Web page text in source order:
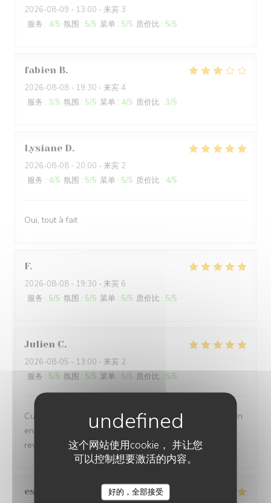
这个网站使用cookie， 并让您
可以控制想要激活的内容。
好的，全部接受
2026-08-09 - 13:00 - 来宾 3
服务 : 4/5 氛围 : 5/5 菜单 : 5/5 质价比 : 5/5
fabien B
2026-08-08 - 19:30 - 来宾 4
服务 : 3/5 氛围 : 5/5 菜单 : 4/5 质价比 : 3/5
Lysiane D
2026-08-08 - 20:00 - 来宾 2
服务 : 4/5 氛围 : 5/5 菜单 : 5/5 质价比 : 4/5
Oui, tout à fait
F
2026-08-08 - 19:30 - 来宾 6
服务 : 5/5 氛围 : 5/5 菜单 : 5/5 质价比 : 5/5
Julien C
2026-08-05 - 13:00 - 来宾 2
服务 : 5/5 氛围 : 5/5 菜单 : 5/5 质价比 : 5/5
Cuisine excellente. Lieu merveilleux chargé d’histoire. Un
endroit où on se sent bien et où on a aussitôt envie de
revenir. Excellent accueil et service.
estelle